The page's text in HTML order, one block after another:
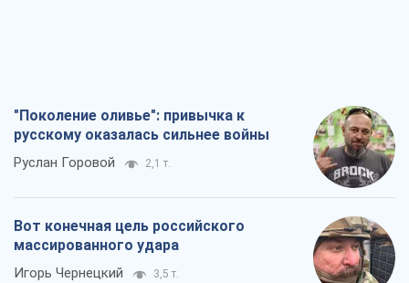
"Поколение оливье": привычка к
русскому оказалась сильнее войны
Руслан Горовой 2,1 т.
Вот конечная цель российского
массированного удара
Игорь Чернецкий 3,5 т.